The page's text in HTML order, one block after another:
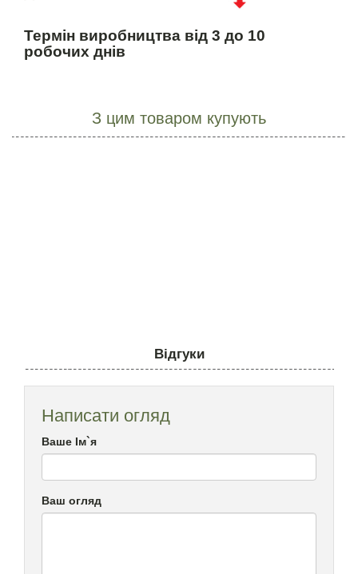
Термін виробництва від 3 до 10
робочих днів
З цим товаром купують
Відгуки
Написати огляд
Ваше Ім`я
Ваш огляд